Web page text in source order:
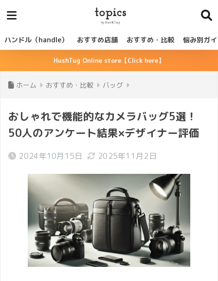
ハンドル（handle） おすすめ店舗 おすすめ・比較 悩み別ガ
HushTug Online store【Click here】
ホーム おすすめ・比較 バッグ
おしゃれで機能的なカメラバッグ5選！
50人のアンケート結果×デザイナー評価
2024年10月15日 2025年11月2日